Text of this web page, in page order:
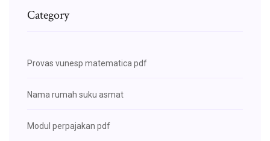
Category
Provas vunesp matematica pdf
Nama rumah suku asmat
Modul perpajakan pdf